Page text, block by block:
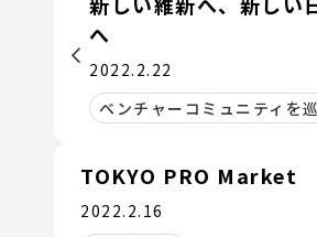
へ
2022.2.22
ベンチャーコミュニティを
TOKYO PRO Market
2022.2.16